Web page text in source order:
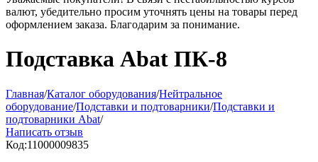
валют, убедительно просим уточнять цены на товары перед
оформлением заказа. Благодарим за понимание.
Подставка Abat ПК-8
Главная/Каталог оборудования/Нейтральное
оборудование/Подставки и подтоварники/Подставки и
подтоварники Abat/
Написать отзыв
Код:11000009835